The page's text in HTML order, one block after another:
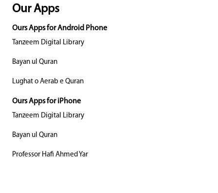
Our Apps
Ours Apps for Android Phone
Tanzeem Digital Library
Bayan ul Quran
Lughat o Aerab e Quran
Ours Apps for iPhone
Tanzeem Digital Library
Bayan ul Quran
Professor Hafi Ahmed Yar